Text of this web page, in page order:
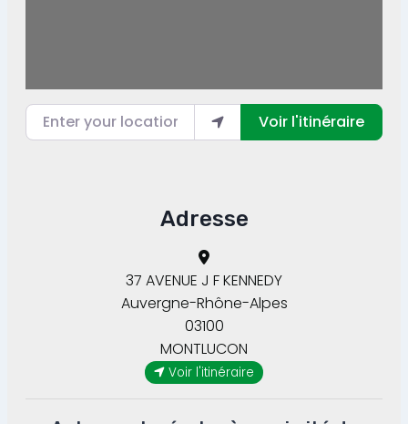
Enter your location
Voir l'itinéraire
Adresse
37 AVENUE J F KENNEDY
MONTLUCON
Auvergne-Rhône-Alpes
03100
Voir l'itinéraire